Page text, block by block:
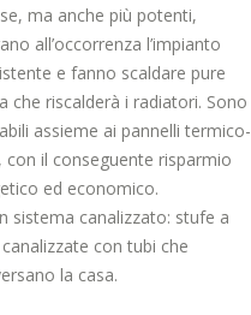
ma anche più potenti,
all’occorrenza l’impianto
e fanno scaldare pure
che riscalderà i radiatori. Sono
assieme ai pannelli termico-
con il conseguente risparmio
ed economico.
sistema canalizzato: stufe a
con tubi che
la casa.